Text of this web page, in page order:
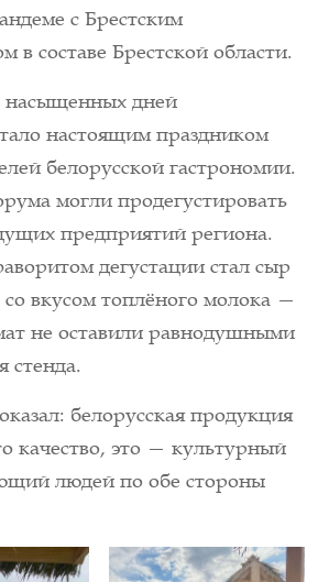
с Брестским
в составе Брестской области.
насыщенных дней
настоящим праздником
белорусской гастрономии.
могли продегустировать
предприятий региона.
дегустации стал сыр
вкусом топлёного молока —
не оставили равнодушными
стенда.
белорусская продукция
качество, это — культурный
людей по обе стороны